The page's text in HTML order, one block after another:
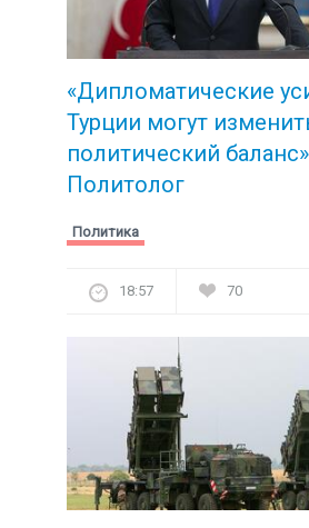
«Дипломатические
Турции могут
политический
Политолог
Политика
18:57 70